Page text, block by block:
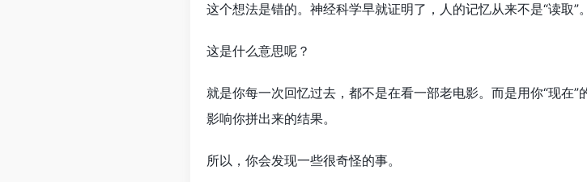
这个想法是错的。神经科学早就证明了，人的记忆从来不是“读取”
这是什么意思呢？
就是你每一次回忆过去，都不是在看一部老电影。而是用你“现在
影响你拼出来的结果。
所以，你会发现一些很奇怪的事。